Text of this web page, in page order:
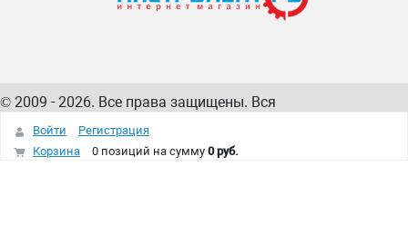
© 2009 - 2026. Все права защищены. Вся
информация на сайте – собственность
интернет-магазина
Войти
Регистрация
Корзина
0 позиций на сумму 0 руб.